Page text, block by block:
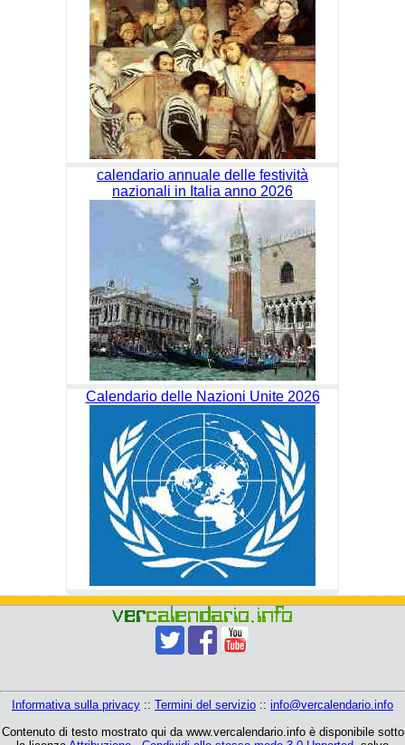
calendario annuale delle festività
nazionali in Italia anno 2026
Calendario delle Nazioni Unite 2026
Informativa sulla privacy :: Termini del servizio :: info@vercalendario.info
Contenuto di testo mostrato qui da www.vercalendario.info è disponibile sotto